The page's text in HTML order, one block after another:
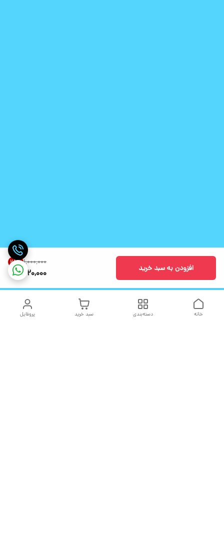
۱٬۰۰۰٬۰۰۰ 28%
720,000 افزودن به سبد خرید
پروفایل سبد خرید دسته‌بندی خانه